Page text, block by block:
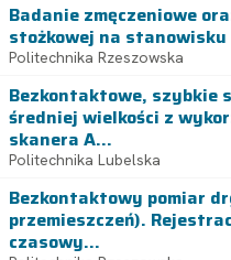
Badanie zmęczeniowe
stożkowej na stanowisku
Politechnika Rzeszowska
Bezkontaktowe, szybkie
średniej wielkości z
skanera A...
Politechnika Lubelska
Bezkontaktowy pomiar
przemieszczeń).
czasowy...